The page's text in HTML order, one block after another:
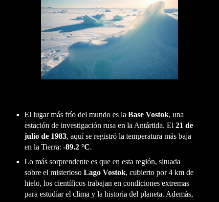
El lugar más frío del mundo es la Base Vostok, una
estación de investigación rusa en la Antártida. El 21 de
julio de 1983, aquí se registró la temperatura más baja
en la Tierra: -89.2 °C.
Lo más sorprendente es que en esta región, situada
sobre el misterioso Lago Vostok, cubierto por 4 km de
hielo, los científicos trabajan en condiciones extremas
para estudiar el clima y la historia del planeta. Además,